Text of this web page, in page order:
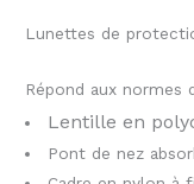
Lunettes de
Répond aux normes
Lentille en
Pont de nez